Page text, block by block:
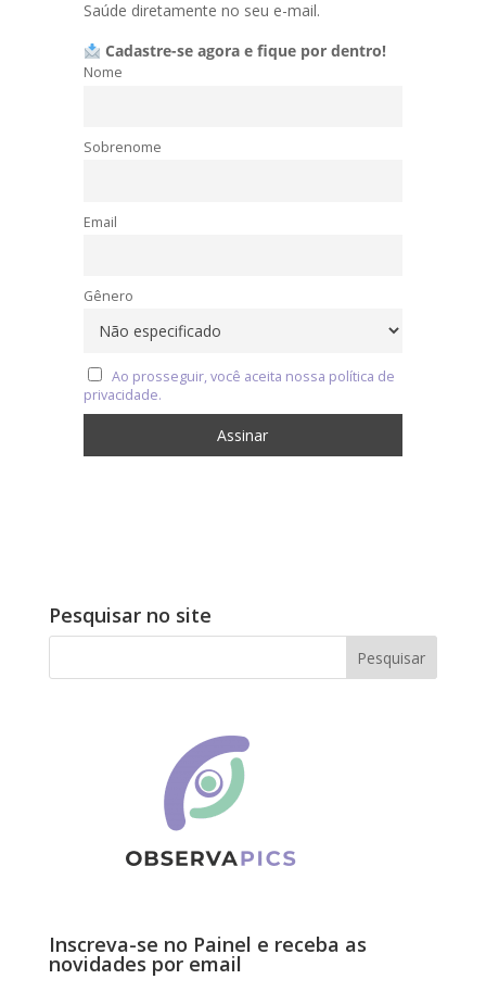
Saúde diretamente no seu e-mail.
Cadastre-se agora e fique por dentro!
Nome
Sobrenome
Email
Gênero
Ao prosseguir, você aceita nossa política de
privacidade.
Pesquisar no site
Inscreva-se no Painel e receba as
novidades por email